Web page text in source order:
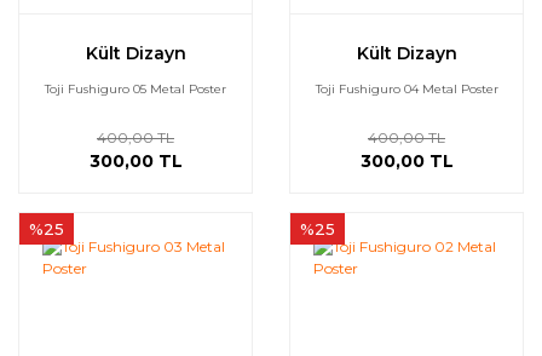
Kült Dizayn
Toji Fushiguro 05 Metal Poster
400,00 TL
300,00 TL
Kült Dizayn
Toji Fushiguro 04 Metal Poster
400,00 TL
300,00 TL
%25 %25